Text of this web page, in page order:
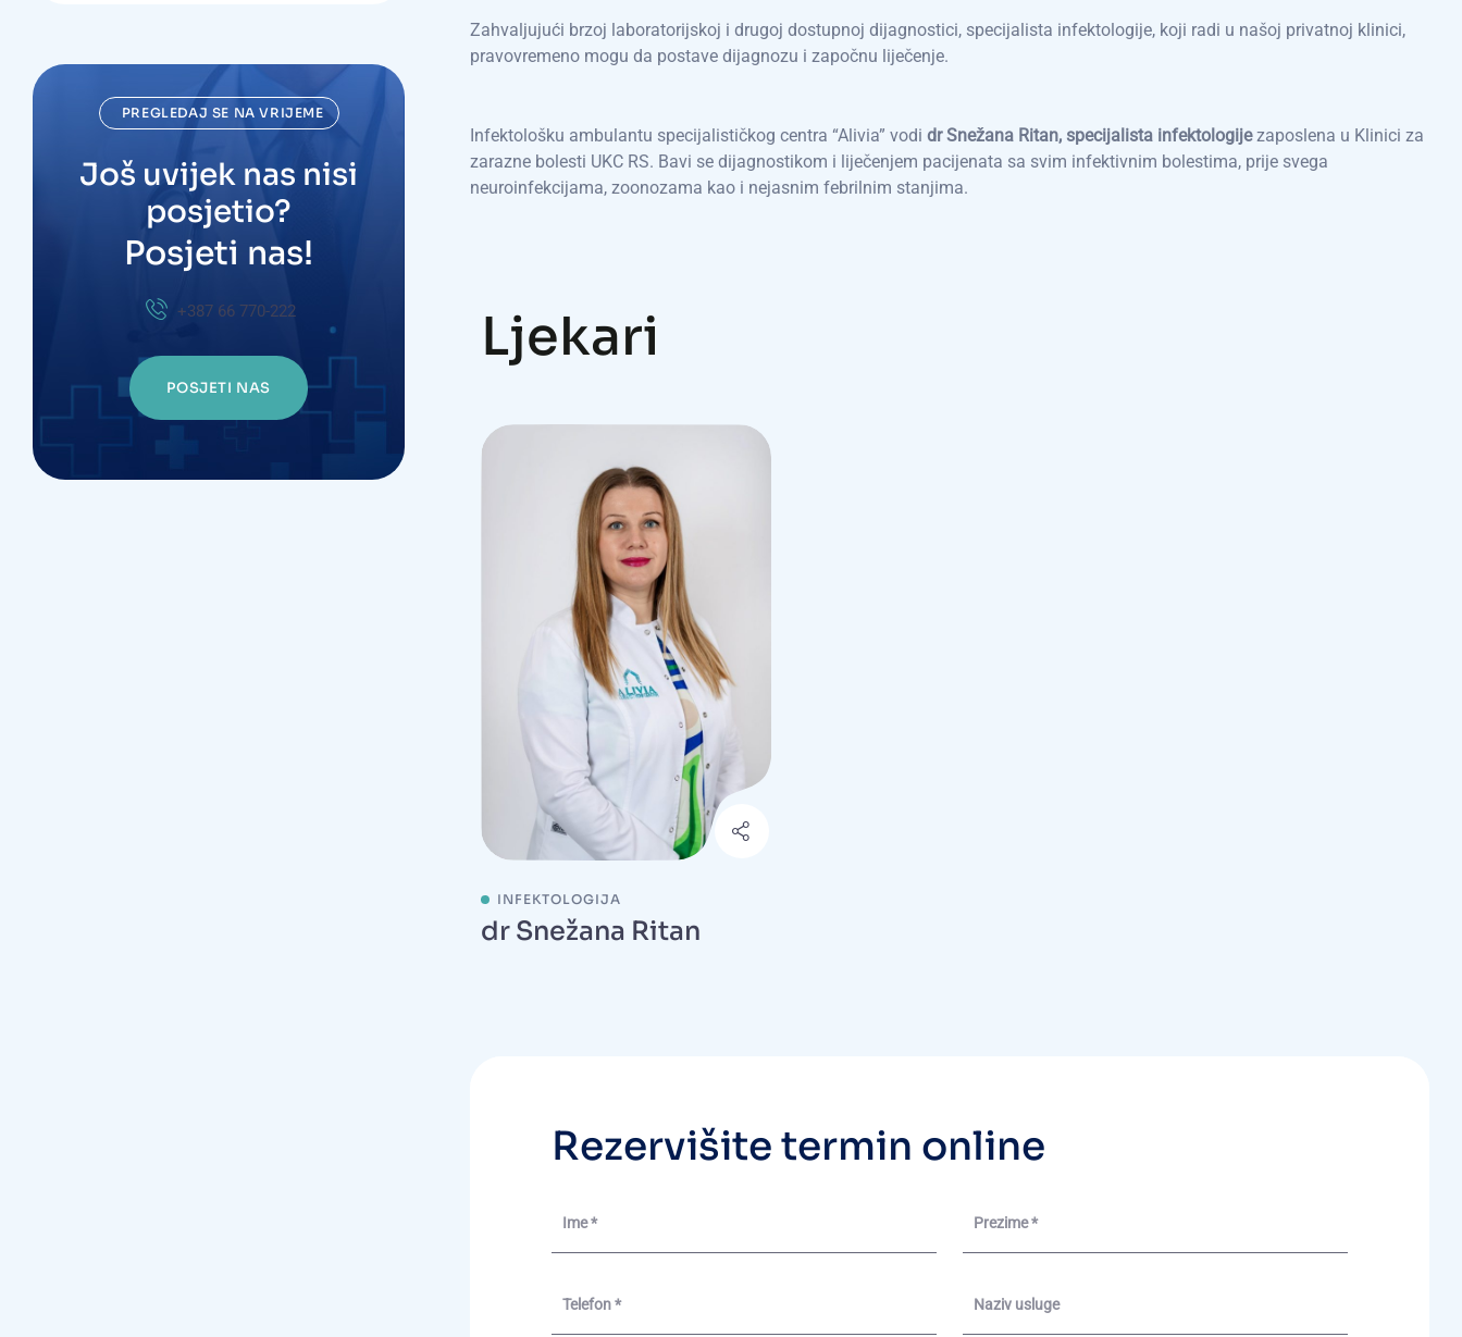
Zahvaljujući brzoj laboratorijskoj i drugoj dostupnoj dijagnostici, specijalista infektologije, koji radi u našoj privatnoj klinici,
pravovremeno mogu da postave dijagnozu i započnu liječenje.
Infektološku ambulantu specijalističkog centra “Alivia” vodidr Snežana Ritan, specijalista infektologijezaposlena u Klinici za
zarazne bolesti UKC RS. Bavi se dijagnostikom i liječenjem pacijenata sa svim infektivnim bolestima, prije svega
neuroinfekcijama, zoonozama kao i nejasnim febrilnim stanjima.
Ljekari
INFEKTOLOGIJA
dr Snežana Ritan
Rezervišite termin online
PREGLEDAJ SE NA VRIJEME
Još uvijek nas nisi
posjetio?
Posjeti nas!
+387 66 770-222
POSJETI NAS